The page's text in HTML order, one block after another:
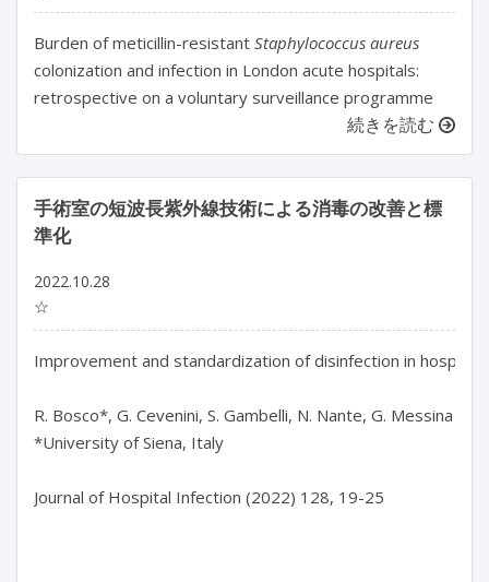
Burden of meticillin-resistant Staphylococcus aureus
colonization and infection in London acute hospitals:
retrospective on a voluntary surveillance programme
続きを読む
手術室の短波長紫外線技術による消毒の改善と標
準化
2022.10.28
☆
Improvement and standardization of disinfection in
R. Bosco*, G. Cevenini, S. Gambelli, N. Nante, G. Messina
*University of Siena, Italy
Journal of Hospital Infection (2022) 128, 19-25